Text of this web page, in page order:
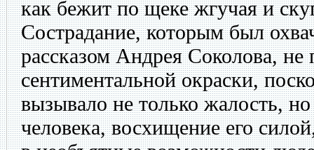
как бежит по щеке жгучая и
Сострадание, которым был
рассказом Андрея Соколова, не
сентиментальной окраски,
вызывало не только жалость, но
человека, восхищение его